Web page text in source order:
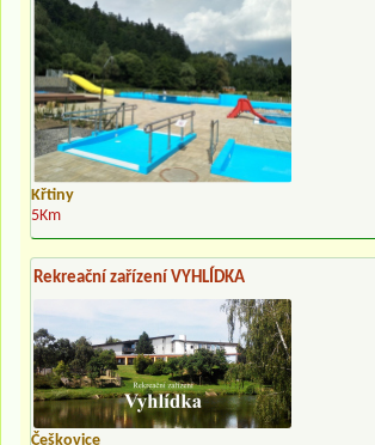
Křtiny
5Km
Rekreační zařízení VYHLÍDKA
Češkovice